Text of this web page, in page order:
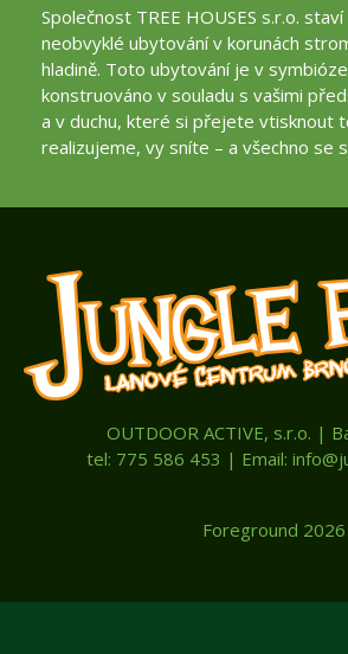
Společnost TREE HOUSES s.r.o.
neobvyklé ubytování v korunách
hladině. Toto ubytování je v
konstruováno v souladu s vašimi
a v duchu, které si přejete vtisknout
realizujeme, vy sníte – a všechno se
OUTDOOR ACTIVE, s.r.o. |
tel: 775 586 453 | Email:
Foreground 2026